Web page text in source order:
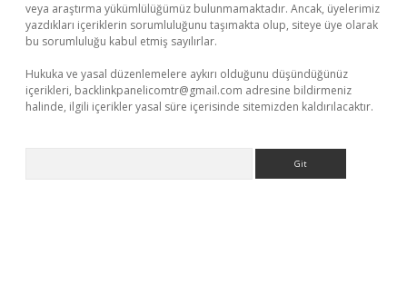
veya araştırma yükümlülüğümüz bulunmamaktadır. Ancak, üyelerimiz
yazdıkları içeriklerin sorumluluğunu taşımakta olup, siteye üye olarak
bu sorumluluğu kabul etmiş sayılırlar.
Hukuka ve yasal düzenlemelere aykırı olduğunu düşündüğünüz
içerikleri, backlinkpanelicomtr@gmail.com adresine bildirmeniz
halinde, ilgili içerikler yasal süre içerisinde sitemizden kaldırılacaktır.